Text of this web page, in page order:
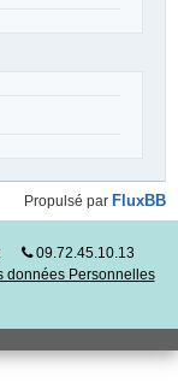
Propulsé par FluxBB
09.72.45.10.13
données Personnelles